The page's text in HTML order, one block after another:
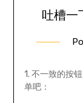
吐槽一
1. 不一致的按
单吧：